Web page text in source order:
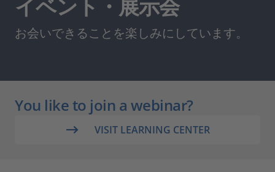
採用情報
イベント・展示会
お会いできることを楽しみにしています。
You like to join a webinar?
VISIT LEARNING CENTER